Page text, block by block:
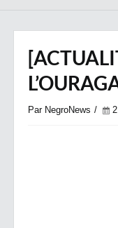
Par NegroNews